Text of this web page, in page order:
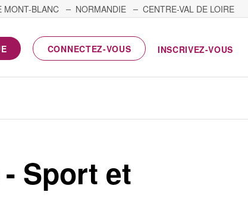
MONT-BLANC NORMANDIE
CENTRE-VAL DE LOIRE
CONNECTEZ-VOUS INSCRIVEZ-VOUS
Sport et